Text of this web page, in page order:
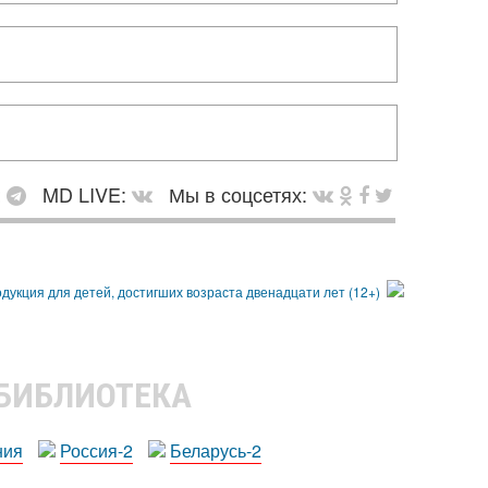
MD LIVE:
Мы в соцсетях:
Россия-2
Беларусь-2